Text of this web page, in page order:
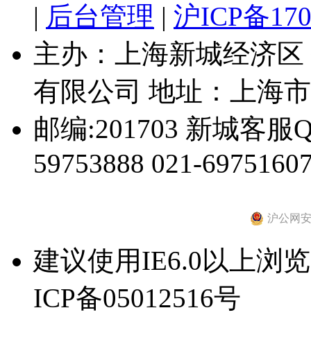
| 后台管理 | 沪ICP备
主办：上海新城经济
有限公司 地址：上海
邮编:201703 新城客服
59753888 021-
沪公网
建议使用IE6.0以上浏
ICP备05012516号